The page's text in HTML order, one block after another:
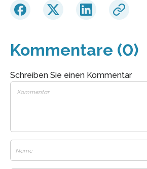
Kommentare (0)
Schreiben Sie einen Kommentar